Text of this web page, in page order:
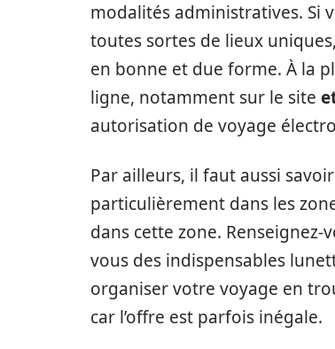
modalités administratives. Si
toutes sortes de lieux
en bonne et due forme. À la
ligne, notamment sur le site
autorisation de voyage
Par ailleurs, il faut aussi
particulièrement dans les
dans cette zone.
vous des indispensables
organiser votre voyage en
car l’offre est parfois inégale.